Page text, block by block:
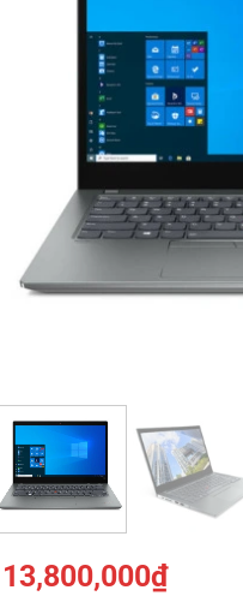
13,800,000₫